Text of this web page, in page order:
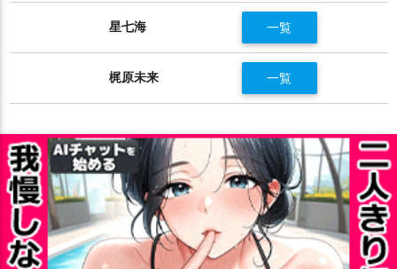
星七海 一覧
梶原未来 一覧